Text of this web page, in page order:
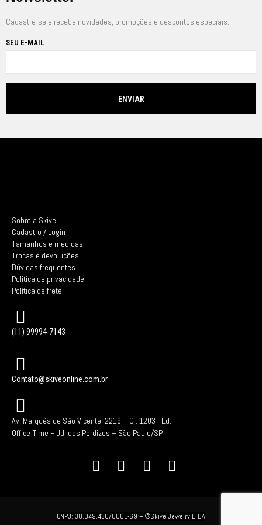
Cadastre-se e receba novidades, promoções e descontos especiais.
SEU E-MAIL
Sobre a Skive
Cadastro / Login
Tamanhos e medidas
Trocas e devoluções
Dúvidas frequentes
Política de privacidade
Política de frete
(11) 99994-7143
Contato@skiveonline.com.br
Av. Marquês de São Vicente, 2219 – Cj. 1203 - Ed.
Office Time – Jd. das Perdizes – São Paulo/SP
CNPJ: 30.049.430/0001-69 – ©Skive Jewelry LTDA